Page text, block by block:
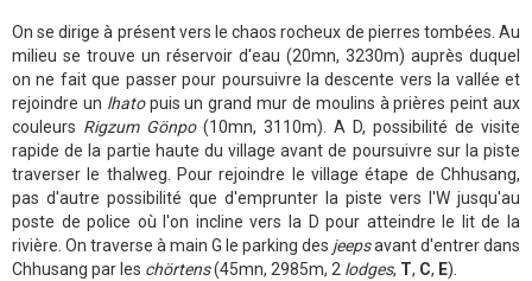
On se dirige à présent vers le chaos rocheux de pierres tombées. Au
milieu se trouve un réservoir d'eau (20mn, 3230m) auprès duquel
on ne fait que passer pour poursuivre la descente vers la vallée et
rejoindre un lhatopuis un grand mur de moulins à prières peint aux
couleurs Rigzum Gönpo(10mn, 3110m). A D, possibilité de visite
rapide de la partie haute du village avant de poursuivre sur la piste
traverser le thalweg. Pour rejoindre le village étape de Chhusang,
pas d'autre possibilité que d'emprunter la piste vers l'W jusqu'au
poste de police où l'on incline vers la D pour atteindre le lit de la
rivière. On traverse à main G le parking des jeepsavant d'entrer dans
Chhusang par les chörtens(45mn, 2985m, 2 lodges, T, C, E).